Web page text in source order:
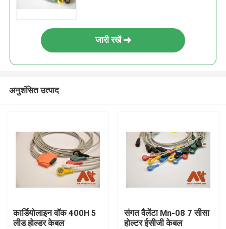
जारी रखें
अनुशंसित उत्पाद
कार्डियोलाइन वॉक 400H 5
लीड होल्डर केबल
संगत वैलेंटा Mn-08 7 सीसा
होल्टर ईसीजी केबल